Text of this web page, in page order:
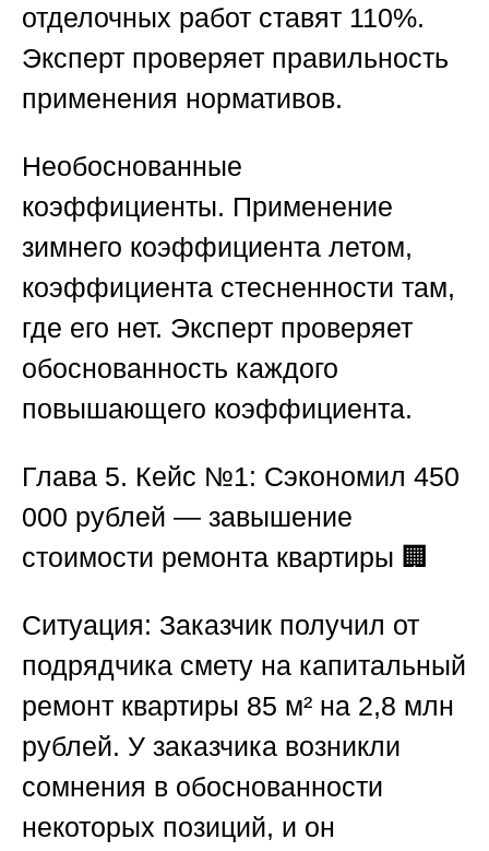
отделочных работ ставят 110%.
Эксперт проверяет правильность
применения нормативов.
Необоснованные
коэффициенты. Применение
зимнего коэффициента летом,
коэффициента стесненности там,
где его нет. Эксперт проверяет
обоснованность каждого
повышающего коэффициента.
Глава 5. Кейс №1: Сэкономил 450
000 рублей — завышение
стоимости ремонта квартиры 🏢
Ситуация: Заказчик получил от
подрядчика смету на капитальный
ремонт квартиры 85 м² на 2,8 млн
рублей. У заказчика возникли
сомнения в обоснованности
некоторых позиций, и он